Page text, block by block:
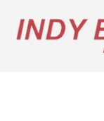
Pular
para
Pular
para